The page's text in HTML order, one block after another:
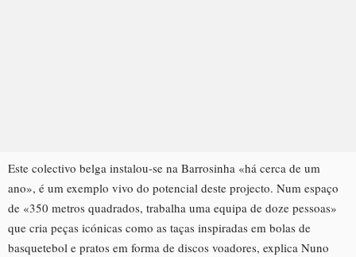
Este colectivo belga instalou-se na Barrosinha «há cerca de um
ano», é um exemplo vivo do potencial deste projecto. Num espaço
de «350 metros quadrados, trabalha uma equipa de doze pessoas»
que cria peças icónicas como as taças inspiradas em bolas de
basquetebol e pratos em forma de discos voadores, explica Nuno